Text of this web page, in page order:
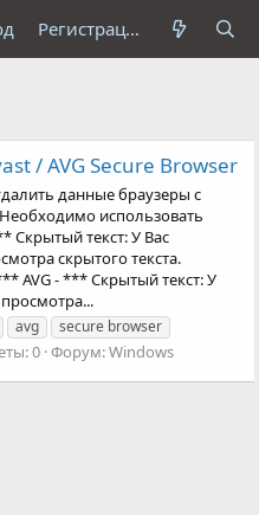
Регистрация
/ AVG Secure Browser
данные браузеры с
использовать
Скрытый текст: У Вас
скрытого текста.
AVG - *** Скрытый текст: У
avg
secure browser
0 Форум:Windows